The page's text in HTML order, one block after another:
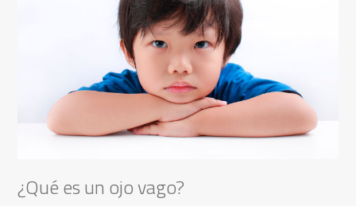
¿Qué es un ojo vago?